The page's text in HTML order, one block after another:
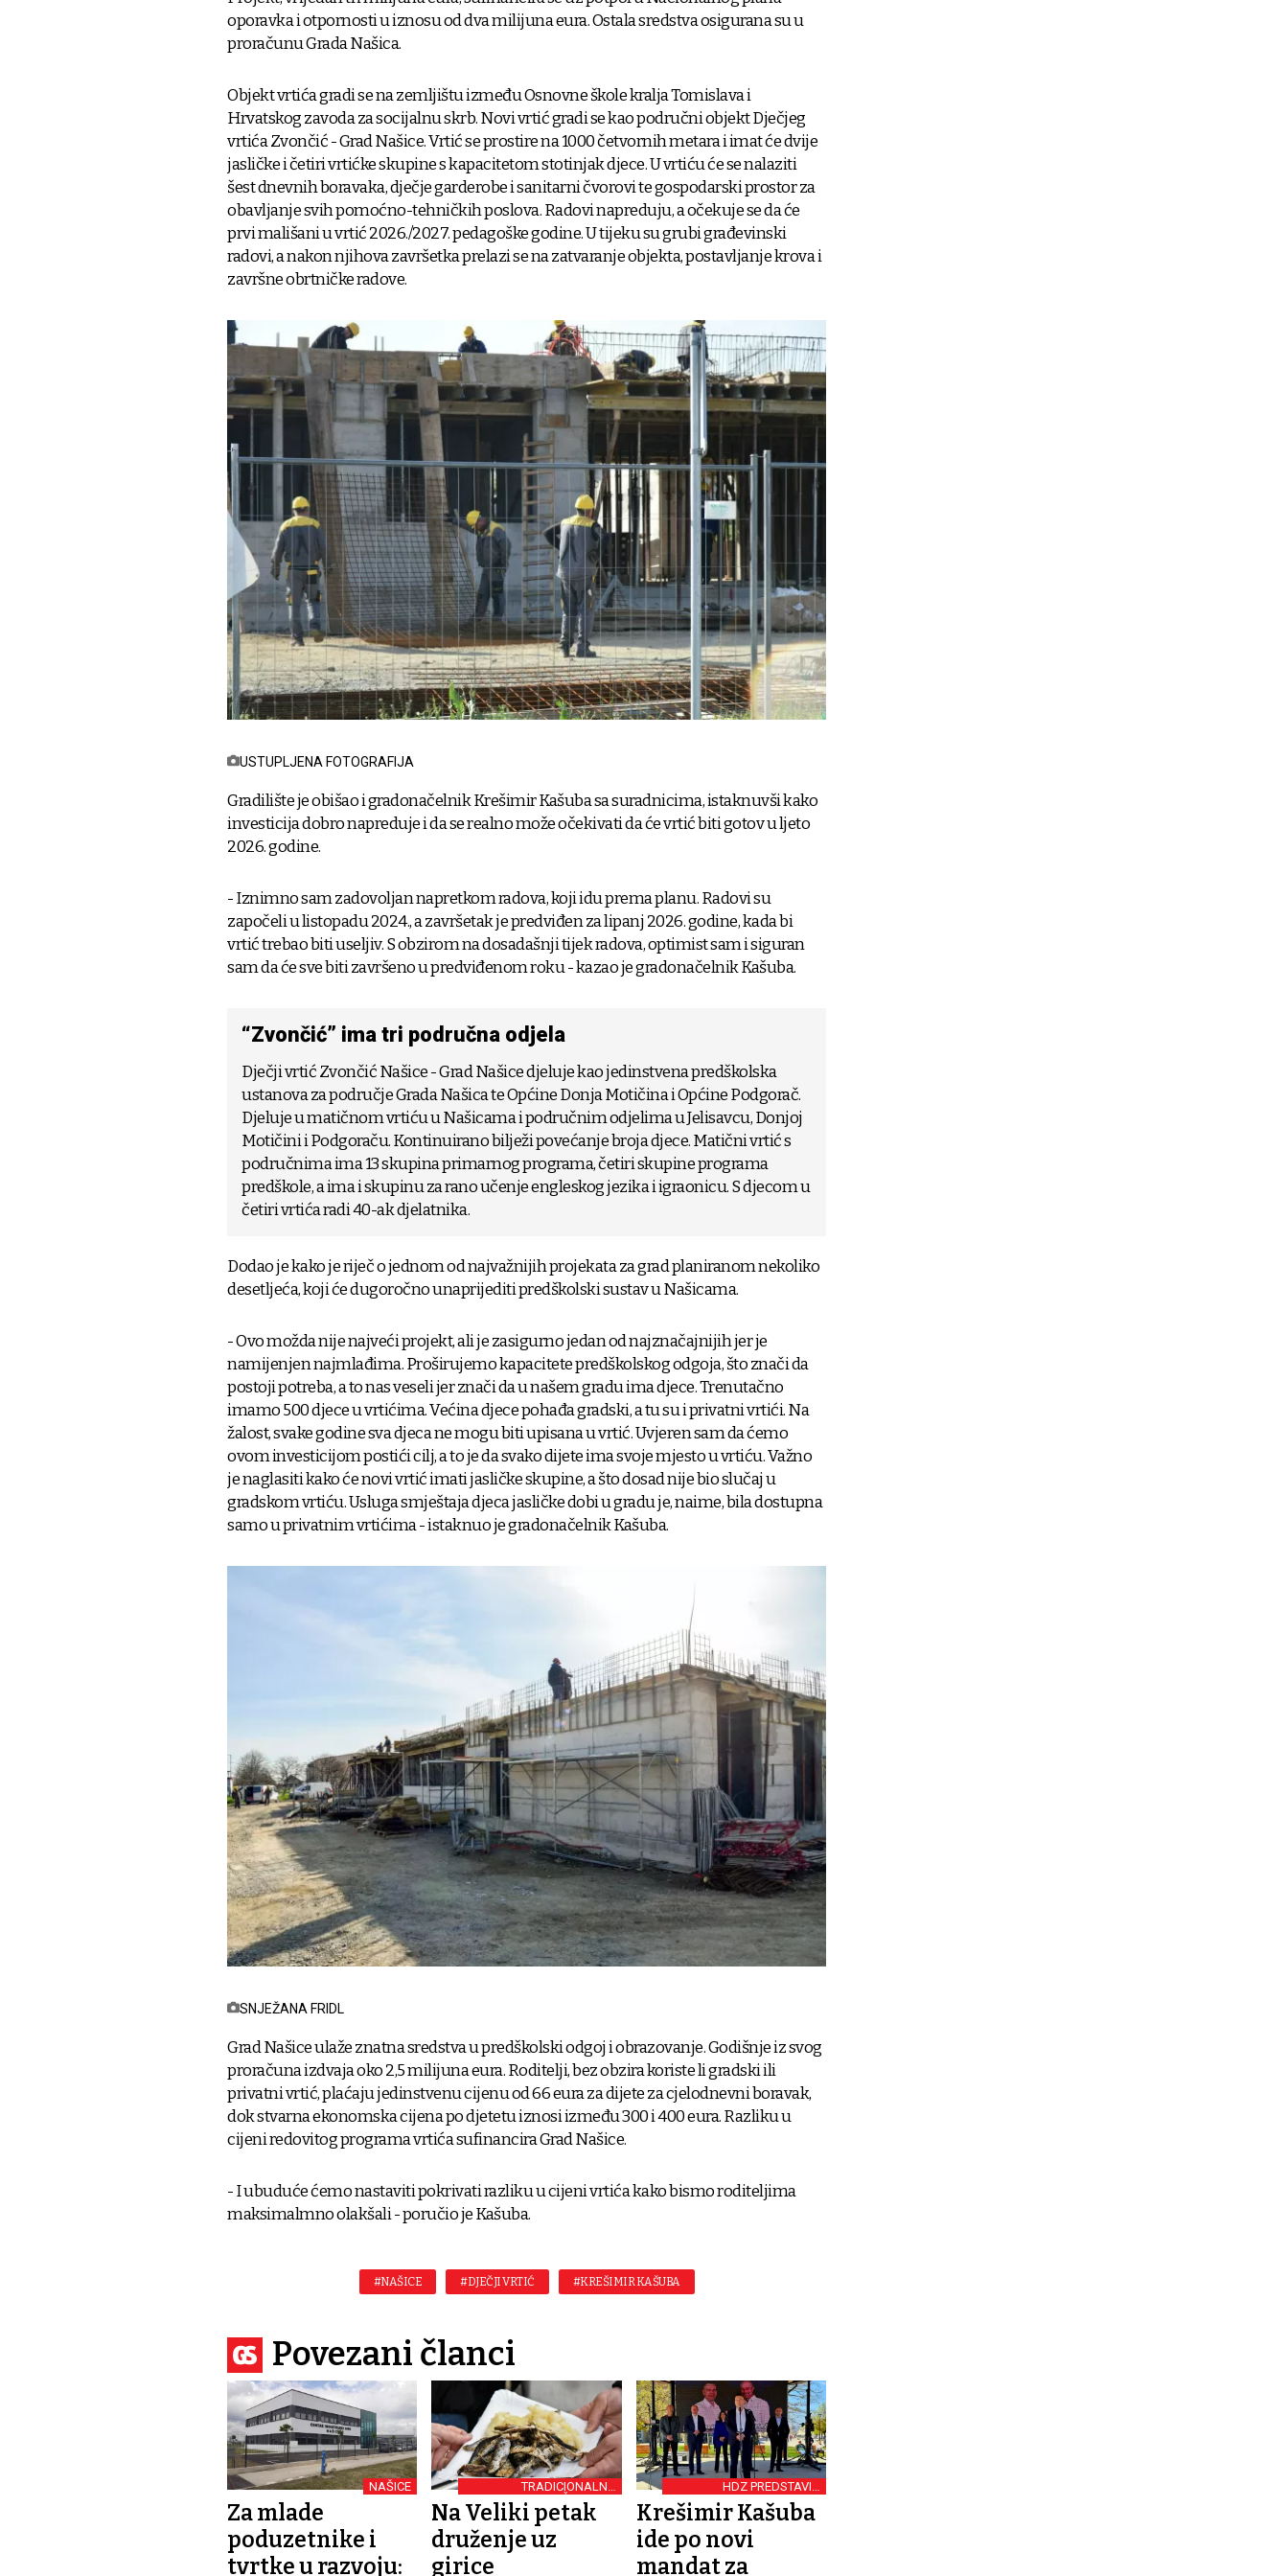
oporavka i otpornosti u iznosu od dva milijuna eura. Ostala sredstva osigurana su u
proračunu Grada Našica.
Objekt vrtića gradi se na zemljištu između Osnovne škole kralja Tomislava i
Hrvatskog zavoda za socijalnu skrb. Novi vrtić gradi se kao područni objekt Dječjeg
vrtića Zvončić - Grad Našice. Vrtić se prostire na 1000 četvornih metara i imat će dvije
jasličke i četiri vrtićke skupine s kapacitetom stotinjak djece. U vrtiću će se nalaziti
šest dnevnih boravaka, dječje garderobe i sanitarni čvorovi te gospodarski prostor za
obavljanje svih pomoćno-tehničkih poslova. Radovi napreduju, a očekuje se da će
prvi mališani u vrtić 2026./2027. pedagoške godine. U tijeku su grubi građevinski
radovi, a nakon njihova završetka prelazi se na zatvaranje objekta, postavljanje krova i
završne obrtničke radove.
USTUPLJENA FOTOGRAFIJA
Gradilište je obišao i gradonačelnik Krešimir Kašuba sa suradnicima, istaknuvši kako
investicija dobro napreduje i da se realno može očekivati da će vrtić biti gotov u ljeto
2026. godine.
- Iznimno sam zadovoljan napretkom radova, koji idu prema planu. Radovi su
započeli u listopadu 2024., a završetak je predviđen za lipanj 2026. godine, kada bi
vrtić trebao biti useljiv. S obzirom na dosadašnji tijek radova, optimist sam i siguran
sam da će sve biti završeno u predviđenom roku - kazao je gradonačelnik Kašuba.
“Zvončić” ima tri područna odjela
Dječji vrtić Zvončić Našice - Grad Našice djeluje kao jedinstvena predškolska
ustanova za područje Grada Našica te Općine Donja Motičina i Općine Podgorač.
Djeluje u matičnom vrtiću u Našicama i područnim odjelima u Jelisavcu, Donjoj
Motičini i Podgoraču. Kontinuirano bilježi povećanje broja djece. Matični vrtić s
područnima ima 13 skupina primarnog programa, četiri skupine programa
predškole, a ima i skupinu za rano učenje engleskog jezika i igraonicu. S djecom u
četiri vrtića radi 40-ak djelatnika.
Dodao je kako je riječ o jednom od najvažnijih projekata za grad planiranom nekoliko
desetljeća, koji će dugoročno unaprijediti predškolski sustav u Našicama.
- Ovo možda nije najveći projekt, ali je zasigurno jedan od najznačajnijih jer je
namijenjen najmlađima. Proširujemo kapacitete predškolskog odgoja, što znači da
postoji potreba, a to nas veseli jer znači da u našem gradu ima djece. Trenutačno
imamo 500 djece u vrtićima. Većina djece pohađa gradski, a tu su i privatni vrtići. Na
žalost, svake godine sva djeca ne mogu biti upisana u vrtić. Uvjeren sam da ćemo
ovom investicijom postići cilj, a to je da svako dijete ima svoje mjesto u vrtiću. Važno
je naglasiti kako će novi vrtić imati jasličke skupine, a što dosad nije bio slučaj u
gradskom vrtiću. Usluga smještaja djeca jasličke dobi u gradu je, naime, bila dostupna
samo u privatnim vrtićima - istaknuo je gradonačelnik Kašuba.
SNJEŽANA FRIDL
Grad Našice ulaže znatna sredstva u predškolski odgoj i obrazovanje. Godišnje iz svog
proračuna izdvaja oko 2,5 milijuna eura. Roditelji, bez obzira koriste li gradski ili
privatni vrtić, plaćaju jedinstvenu cijenu od 66 eura za dijete za cjelodnevni boravak,
dok stvarna ekonomska cijena po djetetu iznosi između 300 i 400 eura. Razliku u
cijeni redovitog programa vrtića sufinancira Grad Našice.
- I ubuduće ćemo nastaviti pokrivati razliku u cijeni vrtića kako bismo roditeljima
maksimalmno olakšali - poručio je Kašuba.
#NAŠICE #DJEČJI VRTIĆ #KREŠIMIR KAŠUBA
Povezani članci
NAŠICE
Za mlade
poduzetnike i
tvrtke u razvoju:
TRADICIONALNA
ČESTITKA
GRADONAČELNIKA
Na Veliki petak
druženje uz
girice
HDZ PREDSTAVIO
KANDIDATA
Krešimir Kašuba
ide po novi
mandat za